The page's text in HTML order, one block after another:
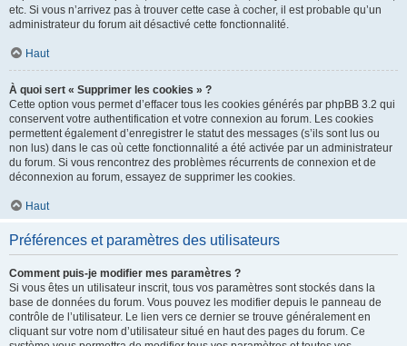
etc. Si vous n’arrivez pas à trouver cette case à cocher, il est probable qu’un
administrateur du forum ait désactivé cette fonctionnalité.
Haut
À quoi sert « Supprimer les cookies » ?
Cette option vous permet d’effacer tous les cookies générés par phpBB 3.2 qui
conservent votre authentification et votre connexion au forum. Les cookies
permettent également d’enregistrer le statut des messages (s’ils sont lus ou
non lus) dans le cas où cette fonctionnalité a été activée par un administrateur
du forum. Si vous rencontrez des problèmes récurrents de connexion et de
déconnexion au forum, essayez de supprimer les cookies.
Haut
Préférences et paramètres des utilisateurs
Comment puis-je modifier mes paramètres ?
Si vous êtes un utilisateur inscrit, tous vos paramètres sont stockés dans la
base de données du forum. Vous pouvez les modifier depuis le panneau de
contrôle de l’utilisateur. Le lien vers ce dernier se trouve généralement en
cliquant sur votre nom d’utilisateur situé en haut des pages du forum. Ce